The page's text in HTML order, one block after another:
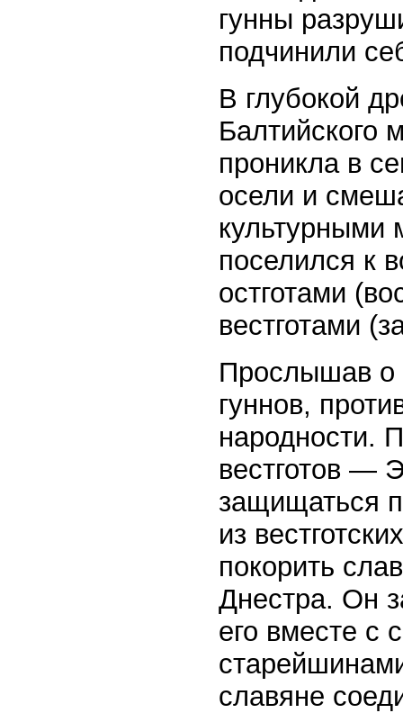
гунны
подчинили
В глубокой
Балтийского
проникла в
осели и
культурными
поселился к
остготами
вестготами
Прослышав о
гуннов,
народности.
вестготов —
защищаться
из
покорить
Днестра. Он
его вместе с
славяне